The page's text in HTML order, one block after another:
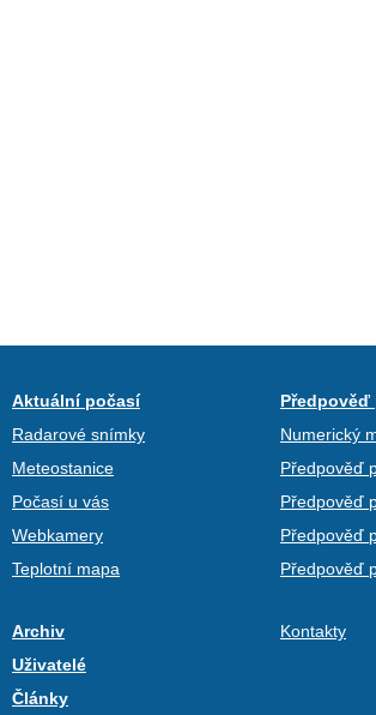
Aktuální počasí
Radarové snímky
Meteostanice
Počasí u vás
Webkamery
Teplotní mapa
Předpověď
Numerický
Předpověď
Předpověď
Předpověď
Předpověď
Archiv
Uživatelé
Články
Kontakty